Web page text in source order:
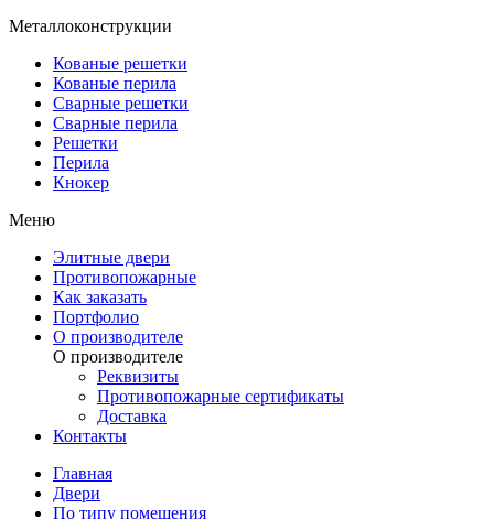
Металлоконструкции
Кованые решетки
Кованые перила
Сварные решетки
Сварные перила
Решетки
Перила
Кнокер
Меню
Элитные двери
Противопожарные
Как заказать
Портфолио
О производителе
О производителе
Реквизиты
Противопожарные сертификаты
Доставка
Контакты
Главная
Двери
По типу помещения